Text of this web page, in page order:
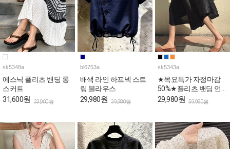
sk5348a
에스닉 플리츠 밴딩 롱
스커트
31,600원 33,900원
bl6753a
배색 라인 하프넥 스트
링 블라우스
29,980원 39,980원
sk5343a
★목요특가 자정마감
50%★플리츠 밴딩 언
발 미디 팬츠
29,980원 59,980원